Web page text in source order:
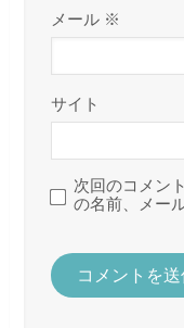
メール ※
サイト
次回のコメン
の名前、メー